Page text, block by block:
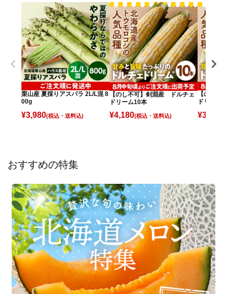
栗山産 夏採りアスパラ 2L/L混 8
00g
¥3,980(税込)
【のし不可】剣淵産 ドルチェ
ドリーム10本
¥4,180(税込)
【のし
ドリーム6
¥3,080
おすすめの特集